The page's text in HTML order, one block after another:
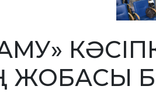
ЖОБАСЫ